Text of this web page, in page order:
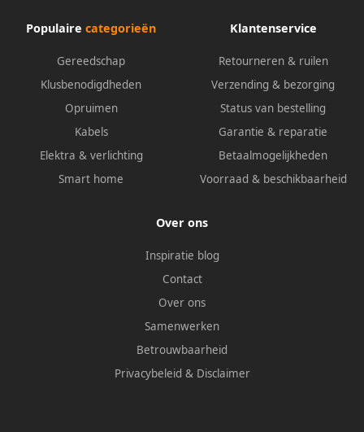
Populaire categorieën
Gereedschap
Klusbenodigdheden
Opruimen
Kabels
Elektra & verlichting
Smart home
Klantenservice
Retourneren & ruilen
Verzending & bezorging
Status van bestelling
Garantie & reparatie
Betaalmogelijkheden
Voorraad & beschikbaarheid
Over ons
Inspiratie blog
Contact
Over ons
Samenwerken
Betrouwbaarheid
Privacybeleid & Disclaimer